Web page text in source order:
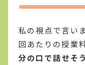
私の視点で言い
回あたりの授業
分の口で話せそ